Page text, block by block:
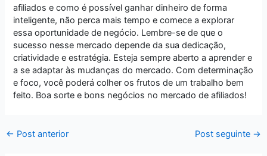
afiliados e como é possível ganhar dinheiro de forma
inteligente, não perca mais tempo e comece a explorar
essa oportunidade de negócio. Lembre-se de que o
sucesso nesse mercado depende da sua dedicação,
criatividade e estratégia. Esteja sempre aberto a aprender e
a se adaptar às mudanças do mercado. Com determinação
e foco, você poderá colher os frutos de um trabalho bem
feito. Boa sorte e bons negócios no mercado de afiliados!
← Post anterior Post seguinte →